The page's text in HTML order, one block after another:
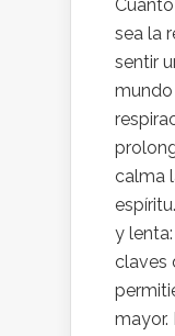
sea la
sentir
mundo
calma
y
claves
mayor.